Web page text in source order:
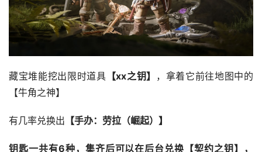
藏宝堆能挖出限时道具 【xx之钥】 ，拿着它前往地图中的
【牛角之神】
有几率兑换出 【手办：劳拉（崛起）】
钥匙一共有6种，集齐后可以在后台兑换【契约之钥】，